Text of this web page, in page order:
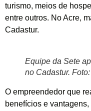
turismo, meios de
entre outros. No Acre,
Cadastur.
Equipe da Sete
no Cadastur.
O empreendedor que
benefícios e